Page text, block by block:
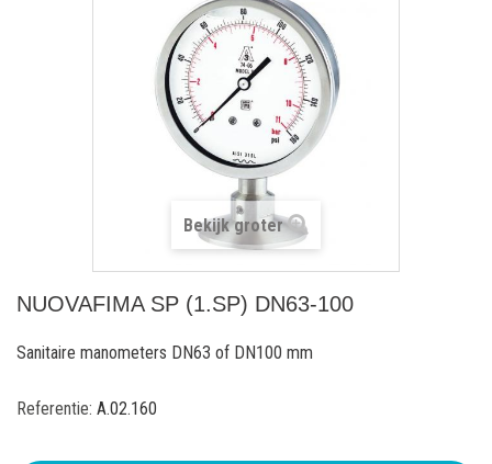
Bekijk groter
NUOVAFIMA SP (1.SP) DN63-100
Sanitaire manometers DN63 of DN100 mm
Referentie: A.02.160